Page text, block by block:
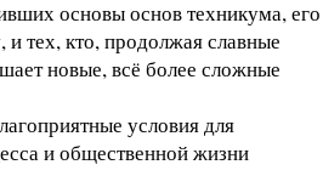
основы основ техникума, его
и тех, кто, продолжая славные
новые, всё более сложные
условия для
и общественной жизни